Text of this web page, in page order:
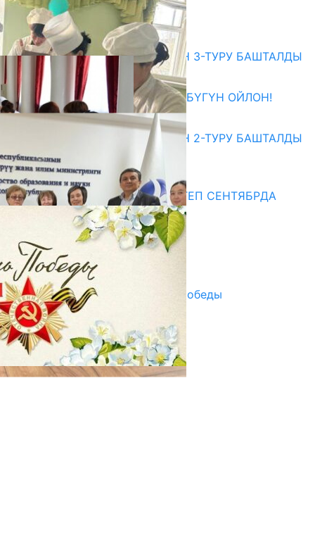
07.08.2026
Абитуриент
ЖОЖДОРГО КАБЫЛ АЛУУНУН 3-ТУРУ БАШТАЛДЫ
27.07.2026
ӨЗҮҢДҮН КЕЛЕЧЕГИҢ ҮЧҮН БҮГҮН ОЙЛОН!
20.07.2026
ЖОЖДОРГО КАБЫЛ АЛУУНУН 2-ТУРУ БАШТАЛДЫ
20.07.2026
Медиа
СУЗАКТА 750 ОРУНДУУ МЕКТЕП СЕНТЯБРДА
ПАЙДАЛАНУУГА БЕРИЛЕТ
07.08.2025
Улуу Жеңиштин жандуу сөзү
29.04.2025
Награды в преддверии Дня Победы
29.04.2025